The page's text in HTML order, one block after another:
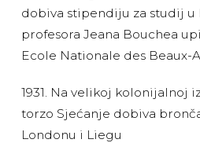
dobiva stipendiju za studij u
profesora Jeana Bouchea
Ecole Nationale des Beaux-
1931. Na velikoj kolonijalnoj
torzo Sjećanje dobiva
Londonu i Liegu